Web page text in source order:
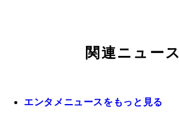
関連ニュース
エンタメニュースをもっと見る